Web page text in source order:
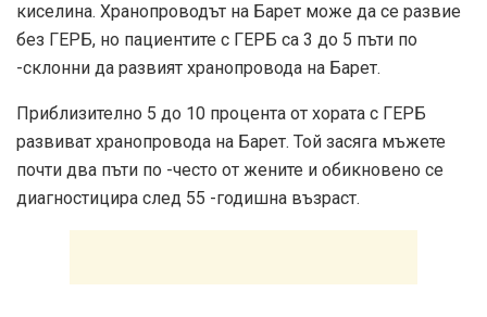
киселина. Хранопроводът на Барет може да се развие
без ГЕРБ, но пациентите с ГЕРБ са 3 до 5 пъти по
-склонни да развият хранопровода на Барет.
Приблизително 5 до 10 процента от хората с ГЕРБ
развиват хранопровода на Барет. Той засяга мъжете
почти два пъти по -често от жените и обикновено се
диагностицира след 55 -годишна възраст.